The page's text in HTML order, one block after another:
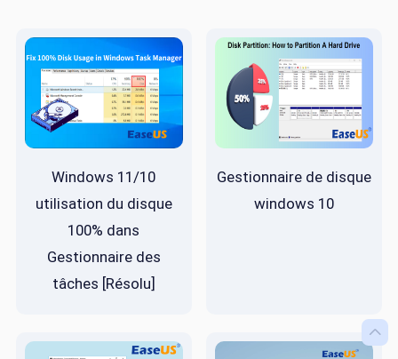

Windows 11/10
utilisation du disque
100% dans
Gestionnaire des
tâches [Résolu]
Gestionnaire de disque
windows 10